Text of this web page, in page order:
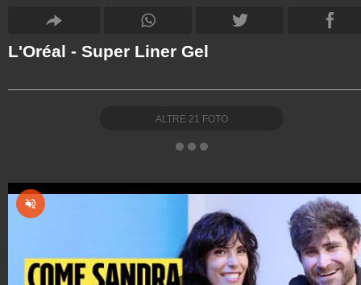
L'Oréal - Super Liner Gel
ALTRE 21 FOTO